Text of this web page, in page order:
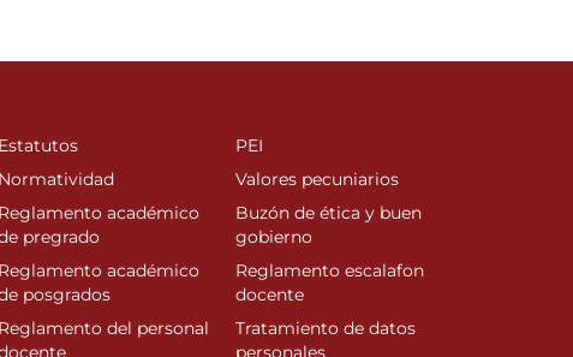
Estatutos
Normatividad
Reglamento académico
pregrado
Reglamento académico
posgrados
Reglamento del personal
PEI
Valores pecuniarios
Buzón de ética y buen
gobierno
Reglamento escalafon
docente
Tratamiento de datos
personales